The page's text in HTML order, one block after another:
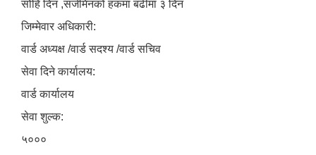
सोहि दिन ,सर्जमिनको हकमा बढीमा ३ दिन
जिम्मेवार अधिकारी:
वार्ड अध्यक्ष /वार्ड सदश्य /वार्ड सचिव
सेवा दिने कार्यालय:
वार्ड कार्यालय
सेवा शुल्क:
५०००